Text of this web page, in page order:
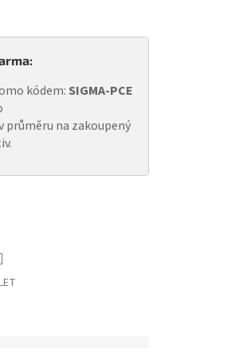
kódem: SIGMA-PCE
průměru na zakoupený